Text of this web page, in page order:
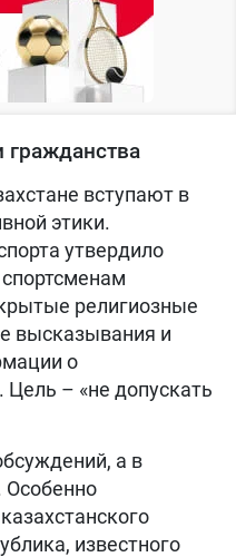
гражданства
вступают в
этики.
утвердило
религиозные
высказывания и
о
– «не допускать
а в
Особенно
известного